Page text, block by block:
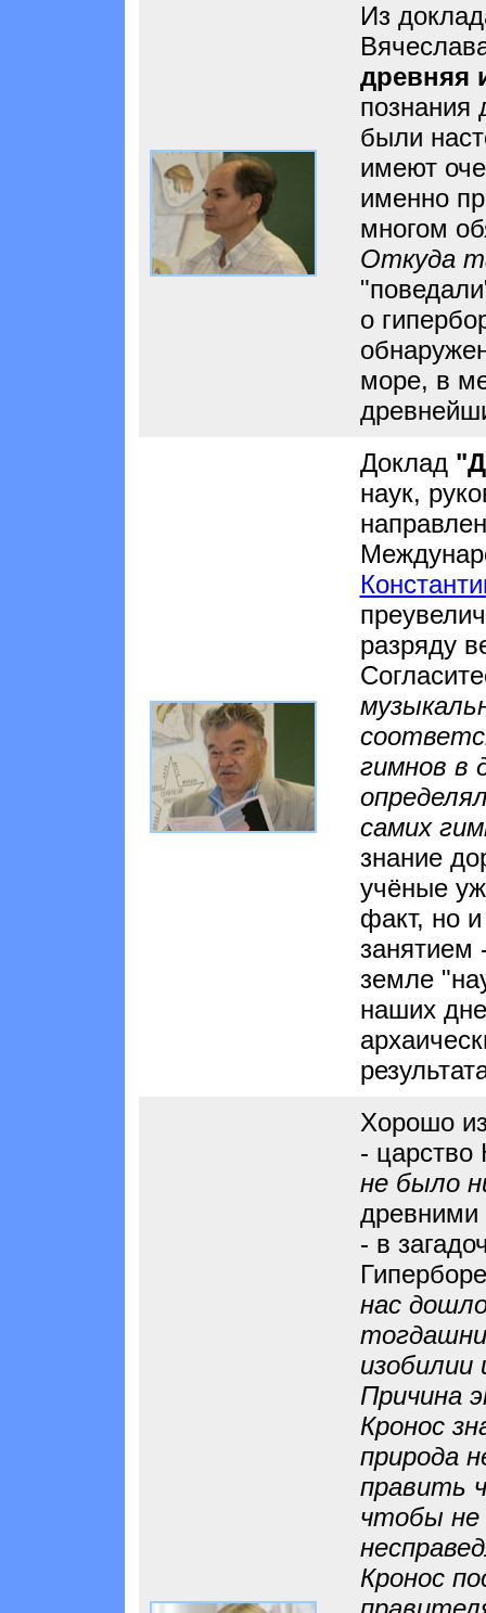
Из
древняя
познания
были
имеют
именно
многом
Откуда
о
море, в
Доклад
наук,
разряду
гимнов в
самих
знание
учёные
факт, но
занятием
земле
наших
Хорошо
- царство
не было
древними
- в
нас
изобилии
Причина
Кронос
природа
править
чтобы не
Кронос